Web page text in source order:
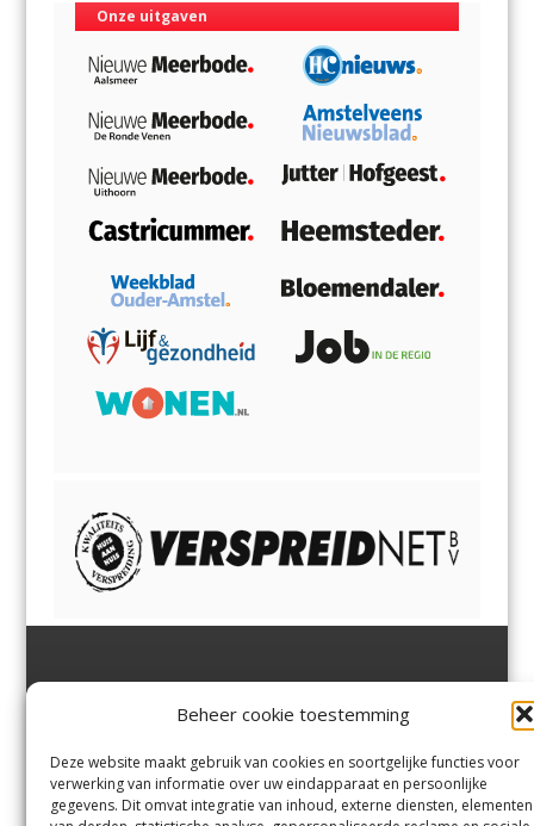
Beheer cookie toestemming
Deze website maakt gebruik van cookies en soortgelijke functies voor
verwerking van informatie over uw eindapparaat en persoonlijke
gegevens. Dit omvat integratie van inhoud, externe diensten, elementen
Onze uitgaven
Margadantstraat 34
0255-533900
info@jutter.nlofinfo@hofgee
st.nl
Velserbroek,Velsen-Zuid,
Zuid,Driehuisen
Spaarnwoude.